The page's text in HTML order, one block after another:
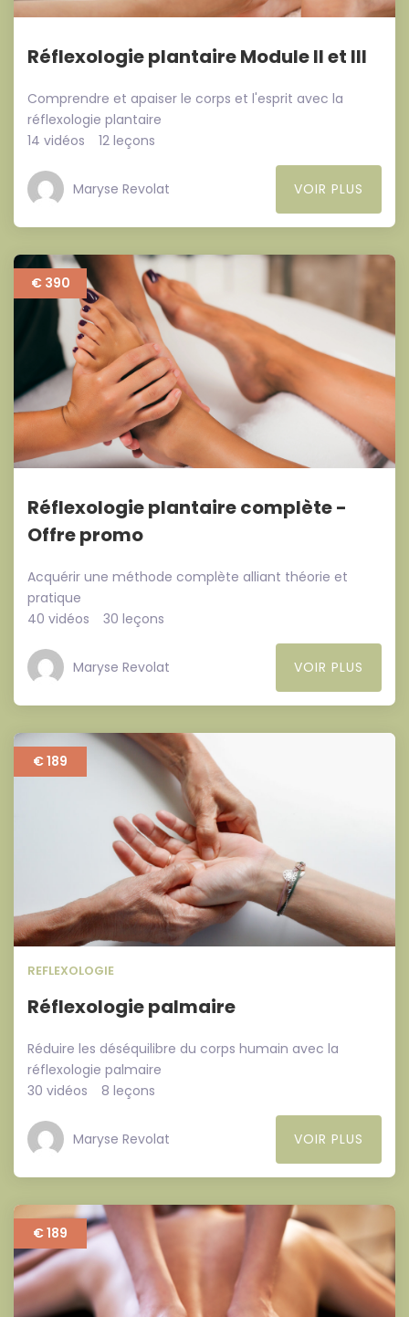
Réflexologie plantaire Module II et III
Comprendre et apaiser le corps et l'esprit avec la
réflexologie plantaire
14 vidéos
12 leçons
Maryse Revolat VOIR PLUS
€ 390
Réflexologie plantaire complète -
Offre promo
Acquérir une méthode complète alliant théorie et
pratique
40 vidéos
30 leçons
Maryse Revolat VOIR PLUS
€ 189
REFLEXOLOGIE
Réflexologie palmaire
Réduire les déséquilibre du corps humain avec la
réflexologie palmaire
30 vidéos
8 leçons
Maryse Revolat VOIR PLUS
€ 189